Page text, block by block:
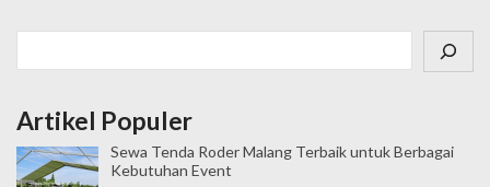
Artikel Populer
Sewa Tenda Roder Malang Terbaik untuk Berbagai
Kebutuhan Event